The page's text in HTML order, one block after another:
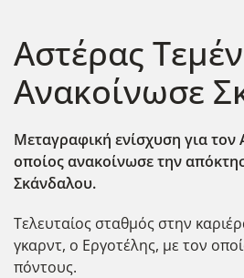
Αστέρας
Ανακοίνωσε
Μεταγραφική ενίσχυση για τον
οποίος ανακοίνωσε την
Σκάνδαλου.
Τελευταίος σταθμός στην
γκαρντ, ο Εργοτέλης, με τον
πόντους.